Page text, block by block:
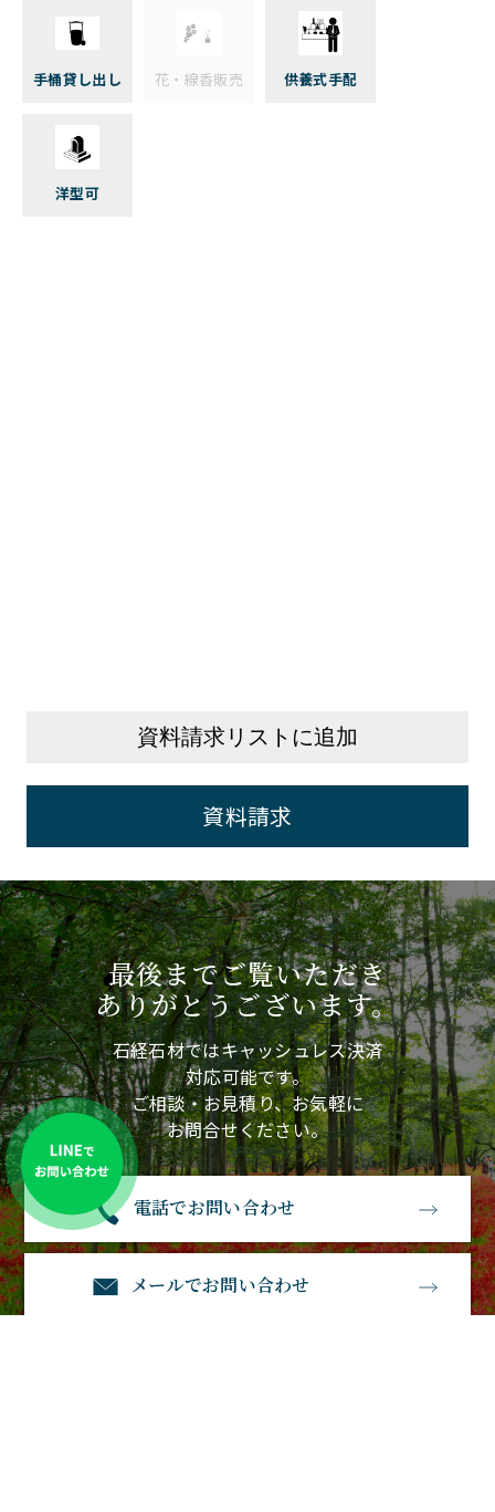
手桶貸し出し 花・線香販売 供養式手配
洋型可
資料請求リストに追加
資料請求
最後までご覧いただき
ありがとうございます。
石経石材ではキャッシュレス決済
対応可能です。
ご相談・お見積り、お気軽に
お問合せください。
電話でお問い合わせ
メールでお問い合わせ